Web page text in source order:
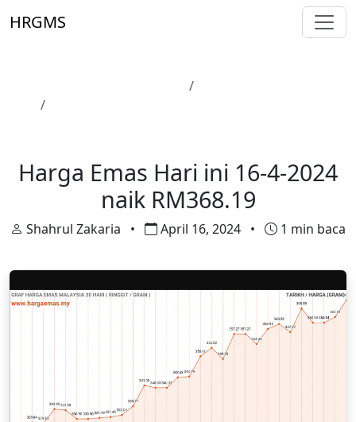
HRGMS
Harga Emas Hari ini 16-4-2024
naik RM368.19
Shahrul Zakaria • April 16, 2024 • 1 min baca